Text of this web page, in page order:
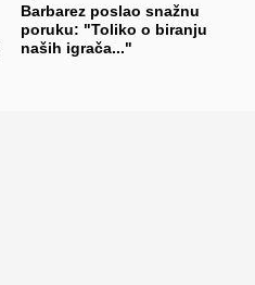
Barbarez poslao snažnu
poruku: "Toliko o biranju
naših igrača..."